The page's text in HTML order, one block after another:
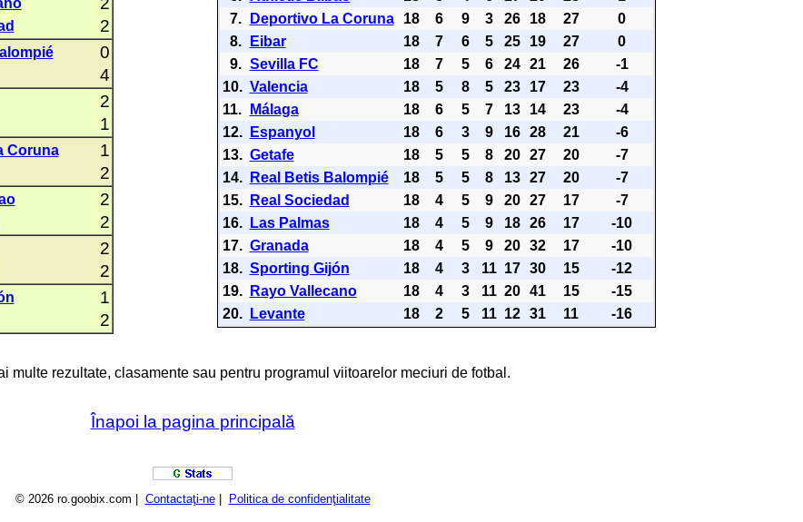
2
0
4
2
1
Coruna 1
2
2
2
2
2
1
2
7.
Deportivo La Coruna 18 6 9 3 26 18 27
0
8.
Eibar 18 7 6 5 25 19 27
0
9. Sevilla FC 18 7 5 6 24 21 26
-1
10. Valencia 18 5 8 5 23 17 23
-4
11.
Málaga 18 6 5 7 13 14 23
-4
12.
Espanyol 18 6 3 9 16 28 21
-6
13. Getafe 18 5 5 8 20 27 20
-7
14.
Real Betis Balompié 18 5 5 8 13 27 20
-7
15.
Real Sociedad 18 4 5 9 20 27 17
-7
16.
Las Palmas 18 4 5 9 18 26 17
-10
17. Granada 18 4 5 9 20 32 17
-10
18. Sporting Gijón 18 4 3 11 17 30 15
-12
19.
Rayo Vallecano 18 4 3 11 20 41 15
-15
20.
Levante 18 2 5 11 12 31 11 -16
multe rezultate, clasamente sau pentru programul viitoarelor meciuri de fotbal.
Înapoi la pagina principală
© 2026 ro.goobix.com | Contactaţi-ne| Politica de confidenţialitate